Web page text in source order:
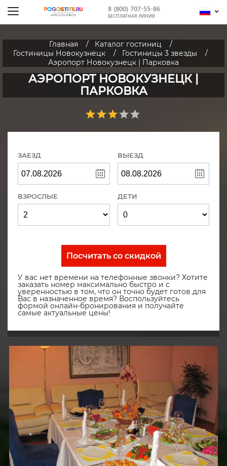
8 (800) 707-55-86
БЕСПЛАТНАЯ ЛИНИЯ
Главная
Каталог гостиниц
Гостиницы Новокузнецк
Гостиницы 3 звезды
Аэропорт Новокузнецк | Парковка
АЭРОПОРТ НОВОКУЗНЕЦК |
ПАРКОВКА
ЗАЕЗД ВЫЕЗД
ВЗРОСЛЫЕ ДЕТИ
Посчитать со скидкой
У вас нет времени на телефонные звонки? Хотите
заказать номер максимально быстро и с
уверенностью в том, что он точно будет готов для
Вас в назначенное время? Воспользуйтесь
формой онлайн-бронирования и получайте
самые актуальные цены!